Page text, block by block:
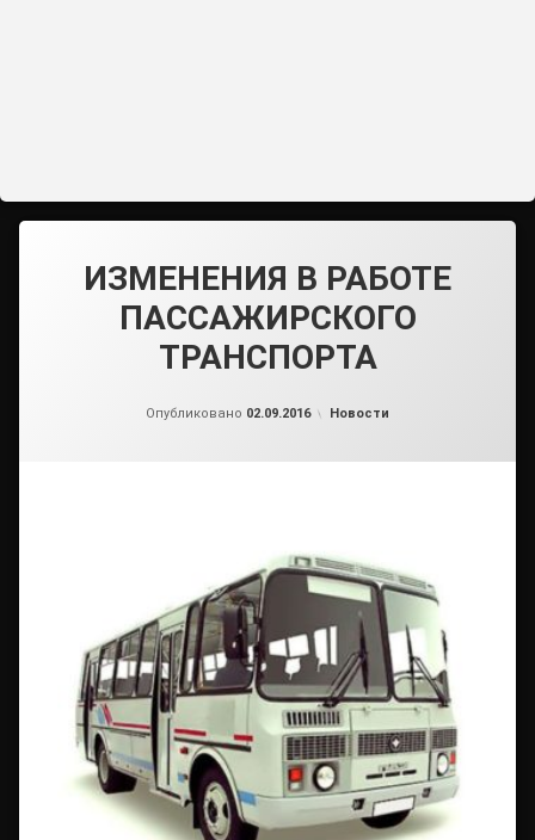
ИЗМЕНЕНИЯ В РАБОТЕ
ПАССАЖИРСКОГО
ТРАНСПОРТА
Опубликовано 02.09.2016 Рубрики:
Новости